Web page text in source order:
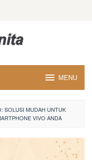
MENU
SOLUSI MUDAH UNTUK
VIVO ANDA